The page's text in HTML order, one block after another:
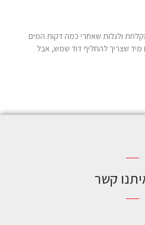
ולגלות שאחרי כמה דקות המים
מיד שצריך להחליף דוד שמש, אבל
קשר